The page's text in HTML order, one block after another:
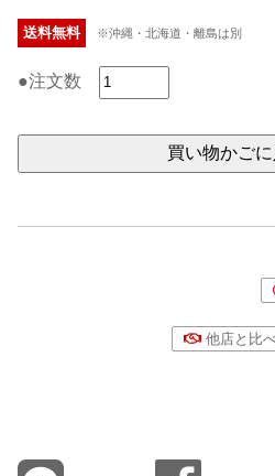
送料無料 ※沖縄・北海道・離島は別
●注文数
他店と比